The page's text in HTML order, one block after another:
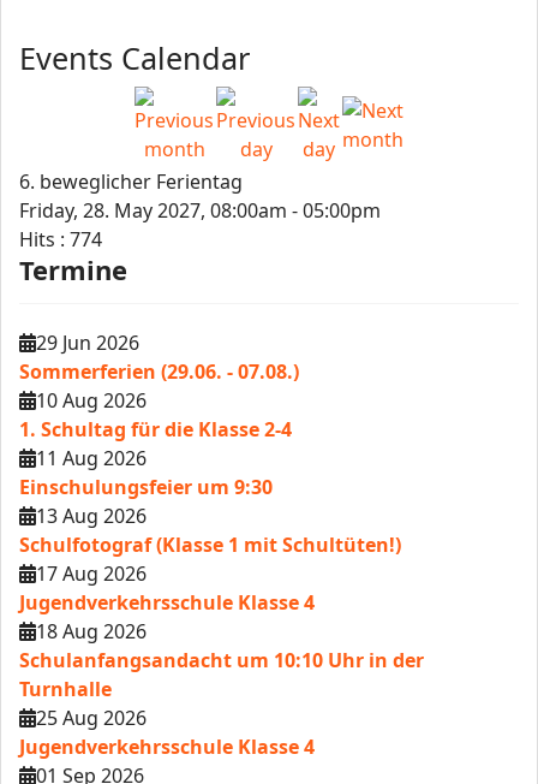
Events Calendar
6. beweglicher Ferientag
Friday, 28. May 2027, 08:00am - 05:00pm
Hits : 774
Termine
29 Jun 2026
Sommerferien (29.06. - 07.08.)
10 Aug 2026
1. Schultag für die Klasse 2-4
11 Aug 2026
Einschulungsfeier um 9:30
13 Aug 2026
Schulfotograf (Klasse 1 mit Schultüten!)
17 Aug 2026
Jugendverkehrsschule Klasse 4
18 Aug 2026
Schulanfangsandacht um 10:10 Uhr in der
Turnhalle
25 Aug 2026
Jugendverkehrsschule Klasse 4
01 Sep 2026